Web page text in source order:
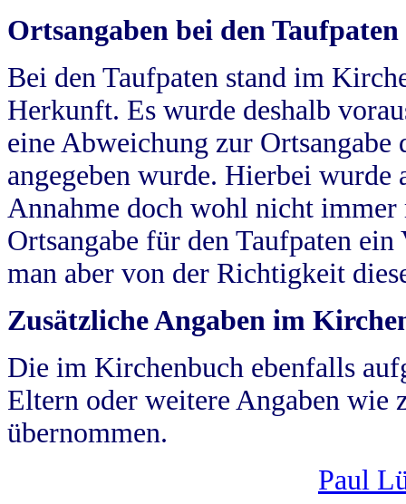
Ortsangaben bei den Taufpaten
Bei den Taufpaten stand im
Herkunft. Es wurde deshalb
eine Abweichung zur
angegeben wurde. Hierbei wurde
Annahme doch wohl nicht
Ortsangabe für den Taufpaten
man aber von der Richtigkeit
Zusätzliche Angaben im
Die im Kirchenbuch ebenfalls
Eltern oder weitere Angaben wie
übernommen.
Paul